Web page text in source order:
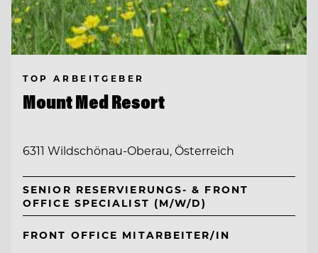
TOP ARBEITGEBER
Mount Med Resort
6311 Wildschönau-Oberau, Österreich
SENIOR RESERVIERUNGS- & FRONT
OFFICE SPECIALIST (M/W/D)
FRONT OFFICE MITARBEITER/IN